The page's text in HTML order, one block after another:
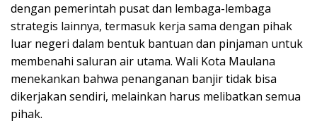
dengan pemerintah pusat dan lembaga-lembaga
strategis lainnya, termasuk kerja sama dengan pihak
luar negeri dalam bentuk bantuan dan pinjaman untuk
membenahi saluran air utama. Wali Kota Maulana
menekankan bahwa penanganan banjir tidak bisa
dikerjakan sendiri, melainkan harus melibatkan semua
pihak.